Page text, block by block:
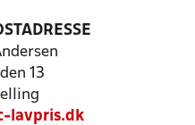
13
lavpris.dk